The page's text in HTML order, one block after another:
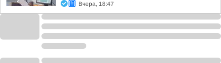
Вчера, 18:47